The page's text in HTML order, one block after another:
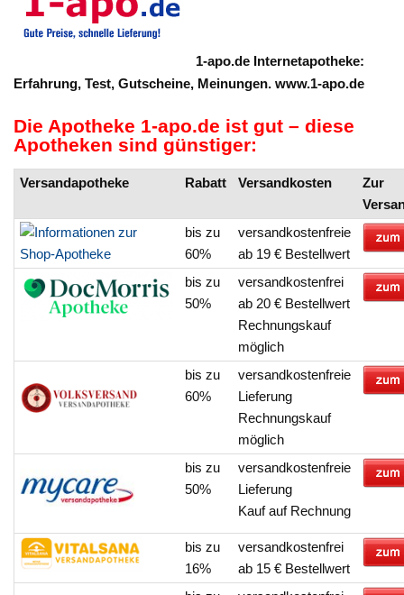
1-apo.de Internetapotheke:
Erfahrung, Test, Gutscheine, Meinungen. www.1-apo.de
Die Apotheke 1-apo.de ist gut – diese
Apotheken sind günstiger:
Versandapotheke Rabatt Versandkosten
Zur
bis zu
60%
versandkostenfreie
ab 19 € Bestellwert
bis zu
50%
versandkostenfrei
ab 20 € Bestellwert
Rechnungskauf
möglich
bis zu
60%
versandkostenfreie
Lieferung
Rechnungskauf
möglich
bis zu
50%
versandkostenfreie
Lieferung
Kauf auf Rechnung
bis zu
16%
versandkostenfrei
ab 15 € Bestellwert